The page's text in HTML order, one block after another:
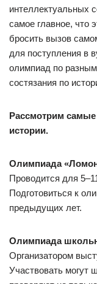
интеллектуальных
самое главное, что
бросить вызов
для поступления в
олимпиад по
состязания по
Рассмотрим
истории.
Олимпиада
Проводится для
Подготовиться к
предыдущих лет.
Олимпиада
Организатором
Участвовать могут